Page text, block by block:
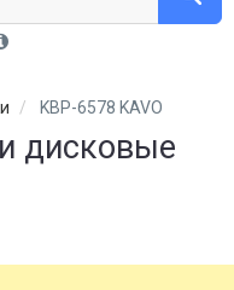
KBP-6578 KAVO
дисковые